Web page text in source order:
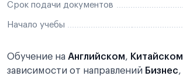
Срок подачи документов
Начало учебы
Обучение на Английском, Китайском
зависимости от направлений Бизнес,